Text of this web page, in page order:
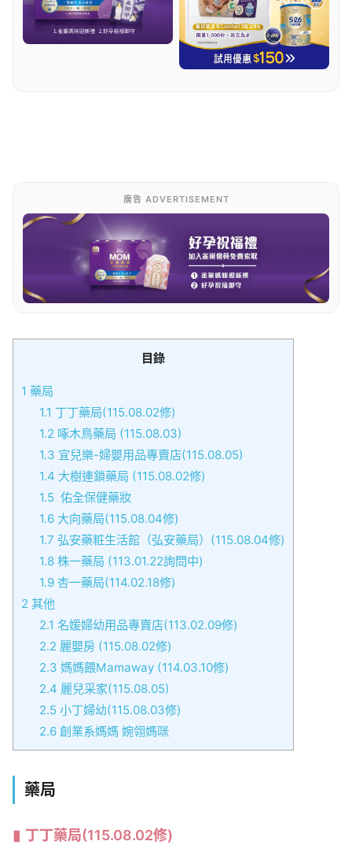
廣告 ADVERTISEMENT
目錄
1 藥局
1.1 丁丁藥局(115.08.02修)
1.2 啄木鳥藥局 (115.08.03)
1.3 宜兒樂-婦嬰用品專賣店(115.08.05)
1.4 大樹連鎖藥局 (115.08.02修)
1.5佑全保健藥妝
1.6大向藥局(115.08.04修)
1.7 弘安藥粧生活館（弘安藥局）(115.08.04修)
1.8株一藥局 (113.01.22詢問中)
1.9杏一藥局(114.02.18修)
2 其他
2.1 名媛婦幼用品專賣店(113.02.09修)
2.2 麗嬰房 (115.08.02修)
2.3 媽媽餵Mamaway (114.03.10修)
2.4 麗兒采家(115.08.05)
2.5小丁婦幼(115.08.03修)
2.6創業系媽媽 婉翎媽咪
藥局
丁丁藥局(115.08.02修)